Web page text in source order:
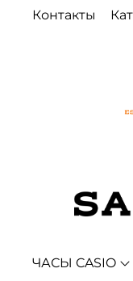
Контакты
ЧАСЫ CASIO